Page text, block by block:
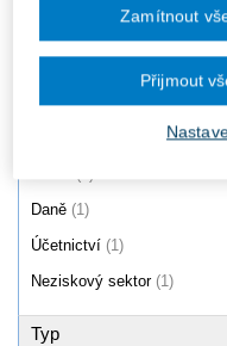
Daně (1)
Účetnictví (1)
Neziskový sektor (1)
Typ
Zamítnout
Přijmout